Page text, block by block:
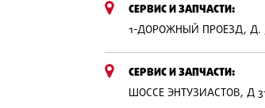
СЕРВИС И ЗАПЧАСТИ:
1-ДОРОЖНЫЙ ПРОЕЗД, Д.
СЕРВИС И ЗАПЧАСТИ:
ШОССЕ ЭНТУЗИАСТОВ, Д